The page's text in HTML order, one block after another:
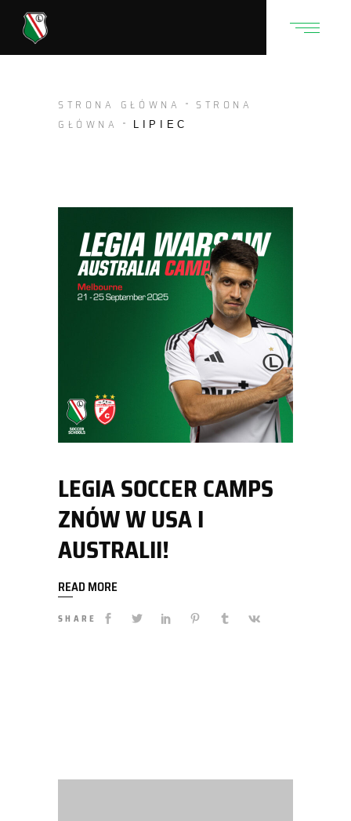
STRONA GŁÓWNA
STRONA
GŁÓWNA
LIPIEC
LEGIA SOCCER CAMPS
ZNÓW W USA I
AUSTRALII!
READ MORE
SHARE